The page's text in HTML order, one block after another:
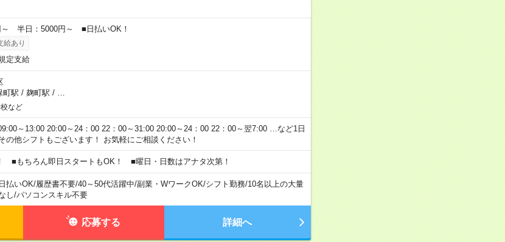
～ 半日：5000円～ ■日払いOK！
給あり
定支給
町駅 / 麹町駅 /
など
～13:00 20:00～24：00 22：00～31:00 20:00～24：00 22：00～翌7:00 …など1日
の他シフトもございます！ お気軽にご相談ください！
■もちろん即日スタートもOK！ ■曜日・日数はアナタ次第！
払いOK/履歴書不要/40～50代活躍中/副業・WワークOK/シフト勤務/10名以上の大量
し/パソコンスキル不要
応募する 詳細へ